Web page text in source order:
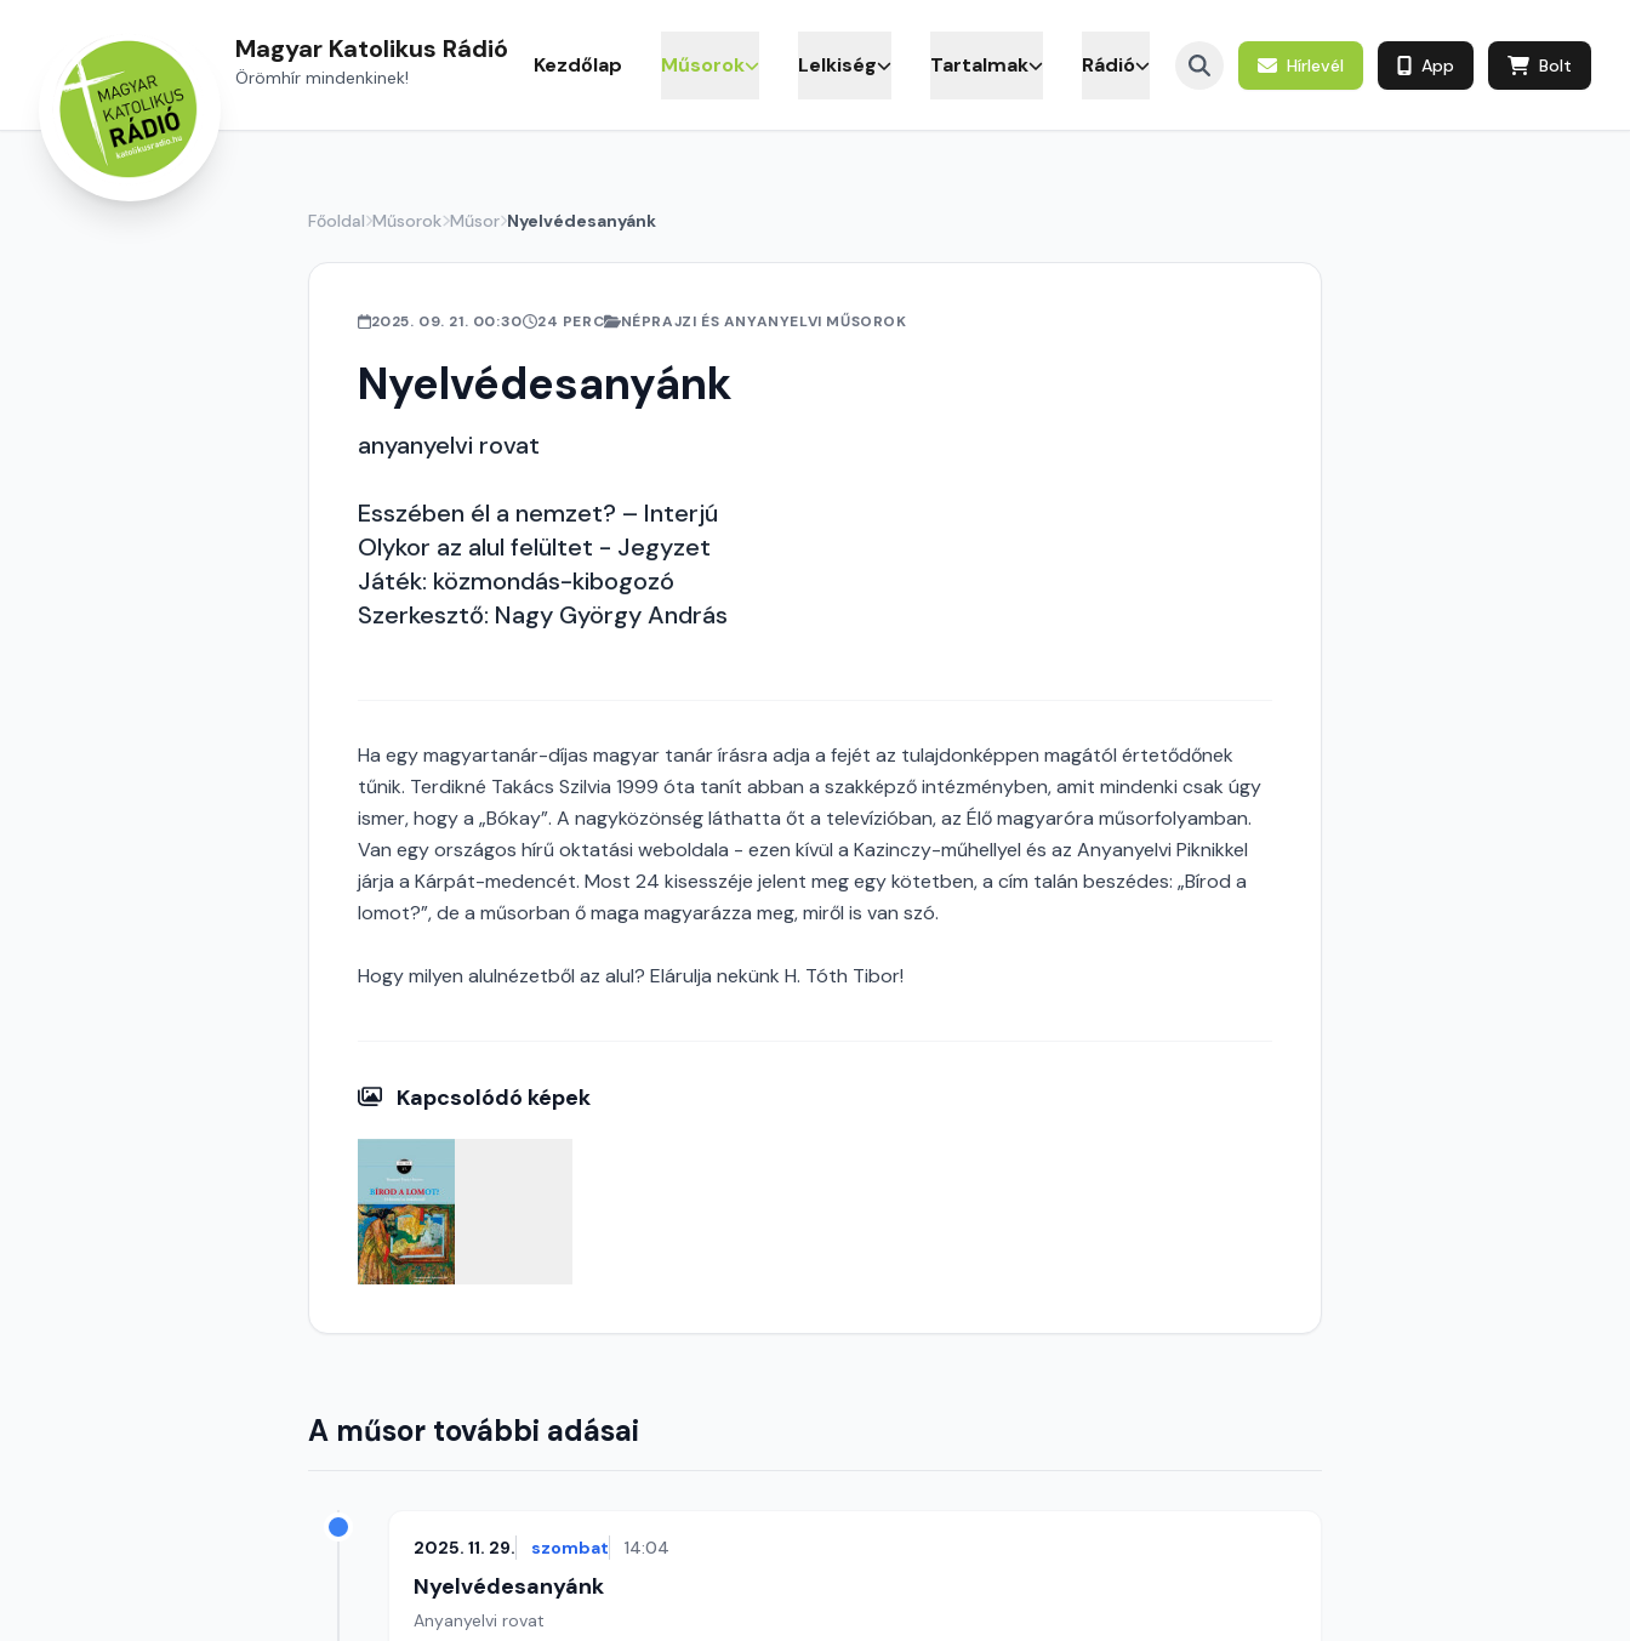
Magyar Katolikus Rádió
Örömhír mindenkinek! Kezdőlap Műsorok Lelkiség Tartalmak Rádió Hírlevél App Bolt
Főoldal Műsorok Műsor Nyelvédesanyánk
2025. 09. 21. 00:30 24 PERC NÉPRAJZI ÉS ANYANYELVI MŰSOROK
Nyelvédesanyánk
anyanyelvi rovat
Esszében él a nemzet? – Interjú
Olykor az alul felültet - Jegyzet
Játék: közmondás-kibogozó
Szerkesztő: Nagy György András
Ha egy magyartanár-díjas magyar tanár írásra adja a fejét az tulajdonképpen magától értetődőnek
tűnik. Terdikné Takács Szilvia 1999 óta tanít abban a szakképző intézményben, amit mindenki csak úgy
ismer, hogy a „Bókay”. A nagyközönség láthatta őt a televízióban, az Élő magyaróra műsorfolyamban.
Van egy országos hírű oktatási weboldala - ezen kívül a Kazinczy-műhellyel és az Anyanyelvi Piknikkel
járja a Kárpát-medencét. Most 24 kisesszéje jelent meg egy kötetben, a cím talán beszédes: „Bírod a
lomot?”, de a műsorban ő maga magyarázza meg, miről is van szó.
Hogy milyen alulnézetből az alul? Elárulja nekünk H. Tóth Tibor!
Kapcsolódó képek
A műsor további adásai
2025. 11. 29. szombat 14:04
Nyelvédesanyánk
Anyanyelvi rovat